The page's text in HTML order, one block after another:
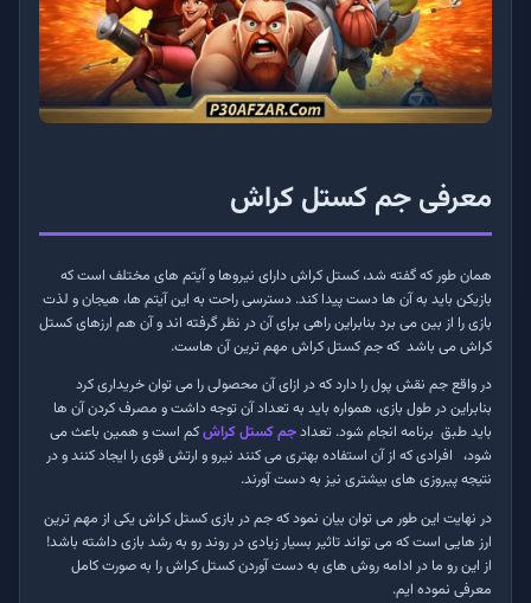
معرفی جم کستل کراش
همان طور که گفته شد، کستل کراش دارای نیروها و آیتم های مختلف است که
بازیکن باید به آن ها دست پیدا کند. دسترسی راحت به این آیتم ها، هیجان و لذت
بازی را از بین می برد بنابراین راهی برای آن در نظر گرفته اند و آن هم ارزهای کستل
کراش می باشد که جم کستل کراش مهم ترین آن هاست.
در واقع جم نقش پول را دارد که در ازای آن محصولی را می توان خریداری کرد
بنابراین در طول بازی، همواره باید به تعداد آن توجه داشت و مصرف کردن آن ها
باید طبق برنامه انجام شود. تعدادجم کستل کراشکم است و همین باعث می
شود، افرادی که از آن استفاده بهتری می کنند نیرو و ارتش قوی را ایجاد کنند و در
نتیجه پیروزی های بیشتری نیز به دست آورند.
در نهایت این طور می توان بیان نمود که جم در بازی کستل کراش یکی از مهم ترین
ارز هایی است که می تواند تاثیر بسیار زیادی در روند رو به رشد بازی داشته باشد!
از این رو ما در ادامه روش های به دست آوردن کستل کراش را به صورت کامل
معرفی نموده ایم.